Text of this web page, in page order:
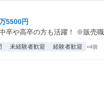
5500円
卒や高卒の方も活躍！ ※販売職
未経験者歓迎 経験者歓迎 +4個